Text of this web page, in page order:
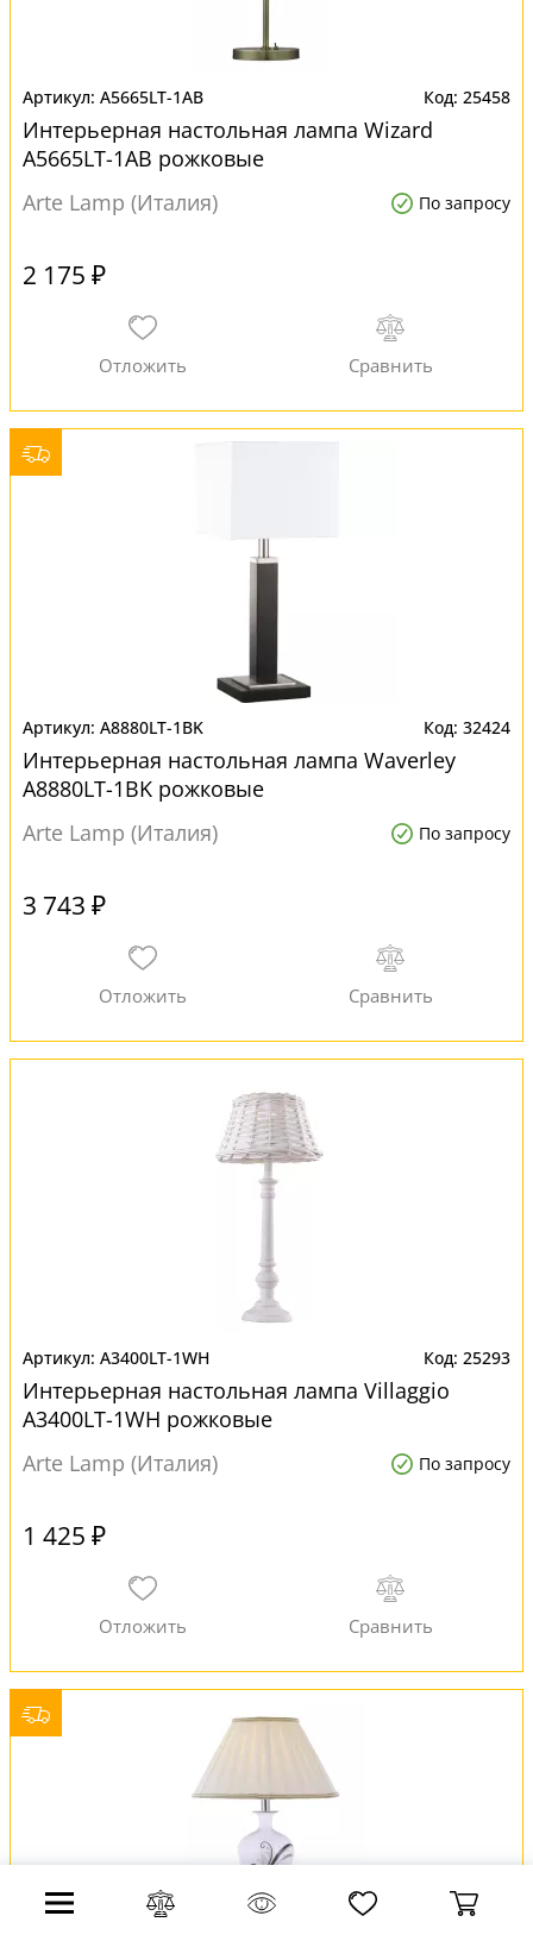
A5665LT-1AB 25458
Интерьерная настольная лампа Wizard
A5665LT-1AB рожковые
Arte Lamp (Италия)
По запросу
2 175 ₽
A8880LT-1BK 32424
Интерьерная настольная лампа Waverley
A8880LT-1BK рожковые
Arte Lamp (Италия)
По запросу
3 743 ₽
A3400LT-1WH 25293
Интерьерная настольная лампа Villaggio
A3400LT-1WH рожковые
Arte Lamp (Италия)
По запросу
1 425 ₽